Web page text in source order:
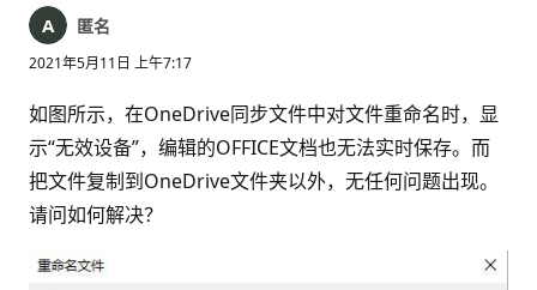
匿名
2021年5月11日 上午7:17
如图所示，在OneDrive同步文件中对文件重命名时，显
示“无效设备”，编辑的OFFICE文档也无法实时保存。而
把文件复制到OneDrive文件夹以外，无任何问题出现。
请问如何解决？